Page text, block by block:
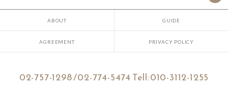
ABOUT GUIDE
AGREEMENT PRIVACY POLICY
02-757-1298 /02-774-5474 Tell:010-3112-1255